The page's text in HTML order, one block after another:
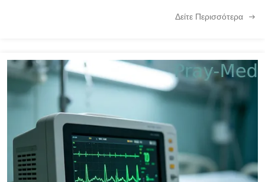
Δείτε Περισσότερα